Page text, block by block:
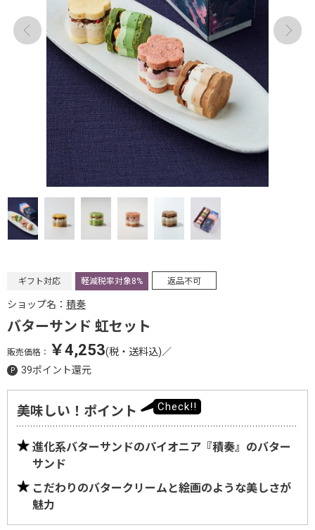
ギフト対応 軽減税率対象8% 返品不可
ショップ名： 積奏
バターサンド 虹セット
販売価格： ￥4,253(税・送料込)／
39ポイント還元
美味しい！ポイント
進化系バターサンドのパイオニア『積奏』のバター
サンド
こだわりのバタークリームと絵画のような美しさが
魅力